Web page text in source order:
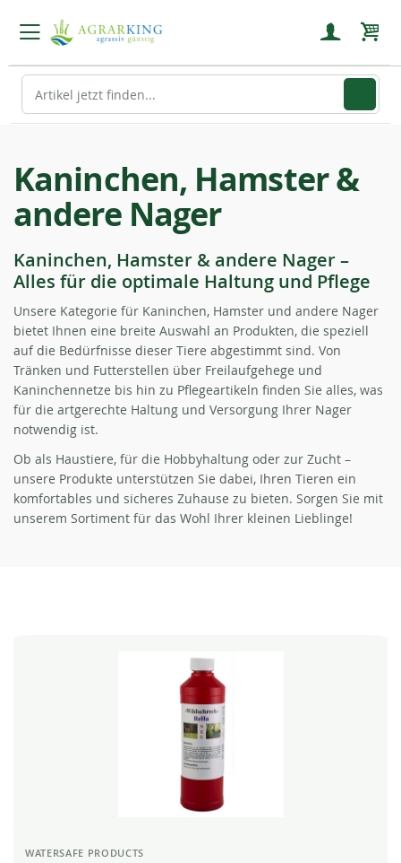
Kaninchen, Hamster &
andere Nager
Kaninchen, Hamster & andere Nager –
Alles für die optimale Haltung und Pflege
Unsere Kategorie für Kaninchen, Hamster und andere Nager
bietet Ihnen eine breite Auswahl an Produkten, die speziell
auf die Bedürfnisse dieser Tiere abgestimmt sind. Von
Tränken und Futterstellen über Freilaufgehege und
Kaninchennetze bis hin zu Pflegeartikeln finden Sie alles, was
für die artgerechte Haltung und Versorgung Ihrer Nager
notwendig ist.
Ob als Haustiere, für die Hobbyhaltung oder zur Zucht –
unsere Produkte unterstützen Sie dabei, Ihren Tieren ein
komfortables und sicheres Zuhause zu bieten. Sorgen Sie mit
unserem Sortiment für das Wohl Ihrer kleinen Lieblinge!
WATERSAFE PRODUCTS